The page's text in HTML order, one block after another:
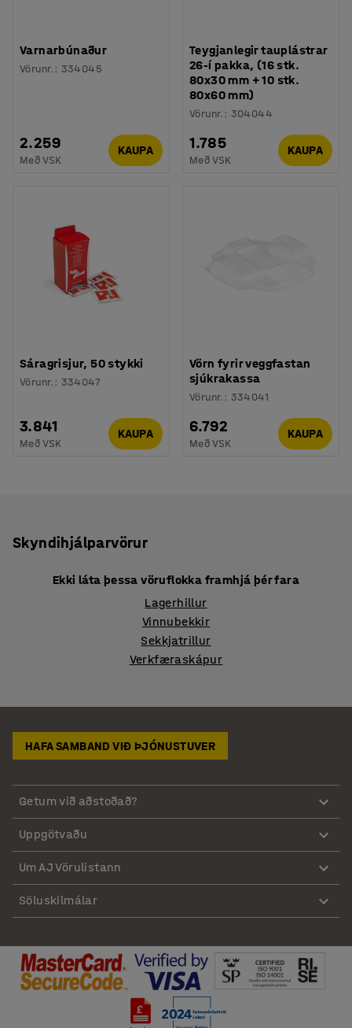
Varnarbúnaður
Vörunr. : 334045
2.259
Með VSK
KAUPA
Teygjanlegir tauplástrar
26-í pakka, (16 stk.
80x30 mm + 10 stk.
80x60 mm)
Vörunr. : 304044
1.785
Með VSK
KAUPA
Sáragrisjur, 50 stykki
Vörunr. : 334047
3.841
Með VSK
KAUPA
Vörn fyrir veggfastan
sjúkrakassa
Vörunr. : 334041
6.792
Með VSK
KAUPA
Skyndihjálparvörur
Ekki láta þessa vöruflokka framhjá þér fara
Lagerhillur
Vinnubekkir
Sekkjatrillur
Verkfæraskápur
HAFA SAMBAND VIÐ ÞJÓNUSTUVER
Getum við aðstoðað?
Uppgötvaðu
Um AJ Vörulistann
Söluskilmálar